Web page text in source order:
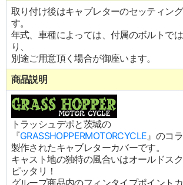
取り付け後はキャブレターのセッティン
す。
年式、車種によっては、付属のボルトで
り、
別途ご用意頂く場合が御座います。
商品説明
トラッシュデポと茨城の
『GRASSHOPPERMOTORCYCLE』のコ
製作されたキャブレターカバーです。
キャスト地の独特の風合いはオールドス
ピッタリ！